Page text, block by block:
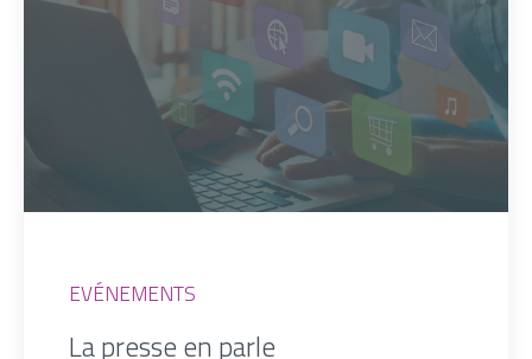
EVÉNEMENTS
La presse en parle